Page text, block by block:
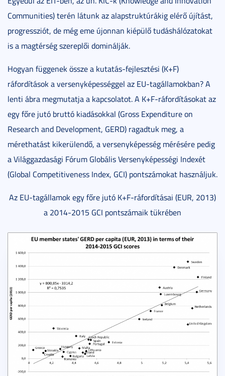
Communities) terén látunk az alapstruktúrákig elérő újítást,
progressziót, de még eme újonnan kiépülő tudáshálózatokat
is a magtérség szereplői dominálják.
Hogyan függenek össze a kutatás-fejlesztési (K+F)
ráfordítások a versenyképességgel az EU-tagállamokban? A
lenti ábra megmutatja a kapcsolatot. A K+F-ráfordításokat az
egy főre jutó bruttó kiadásokkal (Gross Expenditure on
Research and Development, GERD) ragadtuk meg, a
mérethatást kikerülendő, a versenyképesség mérésére pedig
a Világgazdasági Fórum Globális Versenyképességi Indexét
(Global Competitiveness Index, GCI) pontszámokat használjuk.
Az EU-tagállamok egy főre jutó K+F-ráfordításai (EUR, 2013)
a 2014-2015 GCI pontszámaik tükrében